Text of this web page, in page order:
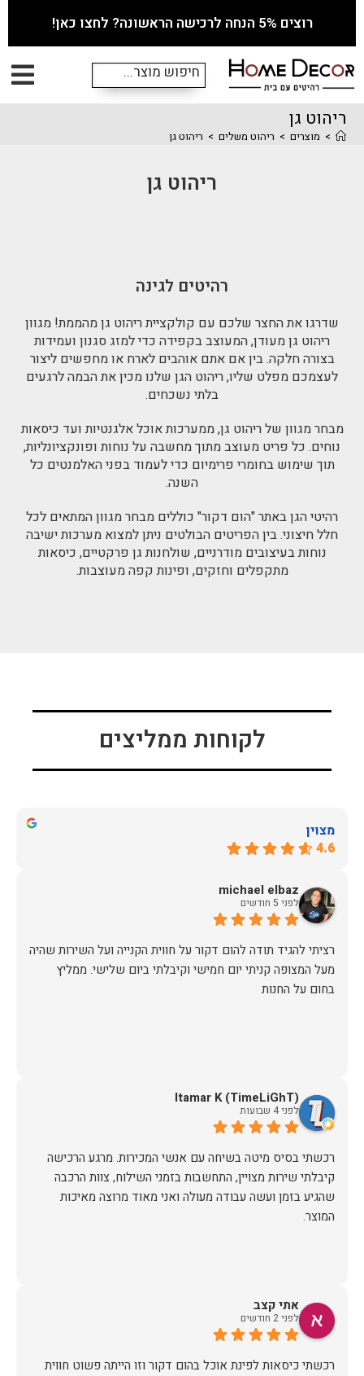
רוצים 5% הנחה לרכישה הראשונה? לחצו כאן!
ריהוט גן
> מוצרים > ריהוט משלים > ריהוט גן
ריהוט גן
רהיטים לגינה
שדרגו את החצר שלכם עם קולקציית ריהוט גן מהממת! מגוון
ריהוט גן מעודן, המעוצב בקפידה כדי למזג סגנון ועמידות
בצורה חלקה. בין אם אתם אוהבים לארח או מחפשים ליצור
לעצמכם מפלט שליו, ריהוט הגן שלנו מכין את הבמה לרגעים
בלתי נשכחים.
מבחר מגוון של ריהוט גן, ממערכות אוכל אלגנטיות ועד כיסאות
נוחים. כל פריט מעוצב מתוך מחשבה על נוחות ופונקציונליות,
תוך שימוש בחומרי פרימיום כדי לעמוד בפני האלמנטים כל
השנה.
רהיטי הגן באתר "הום דקור" כוללים מבחר מגוון המתאים לכל
חלל חיצוני. בין הפריטים הבולטים ניתן למצוא מערכות ישיבה
נוחות בעיצובים מודרניים, שולחנות גן פרקטיים, כיסאות
מתקפלים וחזקים, ופינות קפה מעוצבות.
לקוחות ממליצים
מצוין
4.6
michael elbaz
לפני 5 חודשים
רציתי להגיד תודה להום דקור על חווית הקנייה ועל השירות שהיה
מעל המצופה קניתי יום חמישי וקיבלתי ביום שלישי. ממליץ
בחום על החנות
Itamar K (TimeLiGhT)
לפני 4 שבועות
רכשתי בסיס מיטה בשיחה עם אנשי המכירות. מרגע הרכישה
קיבלתי שירות מצויין, התחשבות בזמני השילוח, צוות הרכבה
שהגיע בזמן ועשה עבודה מעולה ואני מאוד מרוצה מאיכות
המוצר.
אתי קצב
לפני 2 חודשים
רכשתי כיסאות לפינת אוכל בהום דקור וזו הייתה פשוט חווית